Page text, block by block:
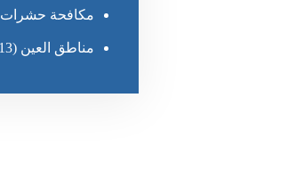
مكافحة حشرات
مناطق العين (13)